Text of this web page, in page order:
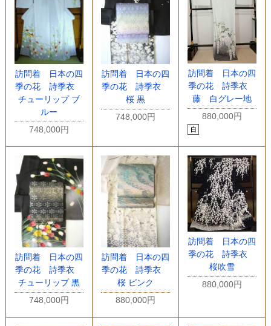
訪問着 日本の四
季の花 詩季衣
チューリップ ブ
ルー
748,000円
訪問着 日本の四
季の花 詩季衣
桜 黒
748,000円
訪問着 日本の四
季の花 詩季衣
藤 白グレー地
880,000円
訪問着 日本の四
季の花 詩季衣
チューリップ 黒
748,000円
訪問着 日本の四
季の花 詩季衣
桜 ピンク
880,000円
訪問着 日本の四
季の花 詩季衣
桜吹雪
880,000円